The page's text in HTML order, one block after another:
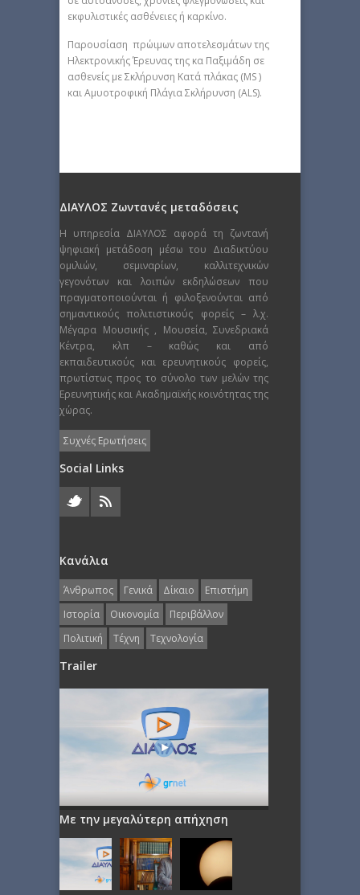
εκφυλιστικές ασθένειες ή καρκίνο.
Παρουσίαση πρώιμων αποτελεσμάτων της
Ηλεκτρονικής Έρευνας της κα Παξιμάδη σε
ασθενείς με Σκλήρυνση Κατά πλάκας (MS )
και Αμυοτροφική Πλάγια Σκλήρυνση (ALS).
ΔΙΑΥΛΟΣ Ζωντανές μεταδόσεις
Η υπηρεσία ΔΙΑΥΛΟΣ αφορά τη ζωντανή
ψηφιακή μετάδοση μέσω του Διαδικτύου
ομιλιών, σεμιναρίων, καλλιτεχνικών
γεγονότων και λοιπών εκδηλώσεων που
πραγματοποιούνται ή φιλοξενούνται από
σημαντικούς πολιτιστικούς φορείς – λ.χ.
Μέγαρα Μουσικής , Μουσεία, Συνεδριακά
Κέντρα, κλπ – καθώς και από
εκπαιδευτικούς και ερευνητικούς φορείς,
πρωτίστως προς το σύνολο των μελών της
Ερευνητικής και Ακαδημαϊκής κοινότητας της
χώρας.
Συχνές Ερωτήσεις
Social Links
Κανάλια
Άνθρωπος Γενικά Δίκαιο
Επιστήμη
Ιστορία
Οικονομία
Περιβάλλον
Πολιτική
Τέχνη Τεχνολογία
Trailer
Με την μεγαλύτερη απήχηση